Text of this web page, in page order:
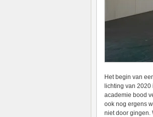
Het begin van
lichting van
academie bood
ook nog ergens
niet door gingen.